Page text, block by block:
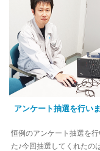
アンケート抽選を行い
恒例のアンケート抽選を行
た♪今回抽選してくれたの